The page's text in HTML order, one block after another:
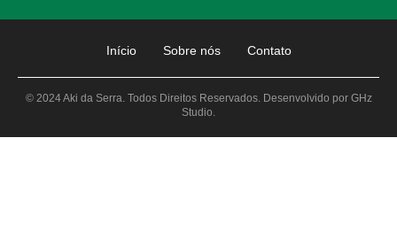
Início Sobre nós Contato
© 2024 Aki da Serra. Todos Direitos Reservados. Desenvolvido por GHz
Studio.